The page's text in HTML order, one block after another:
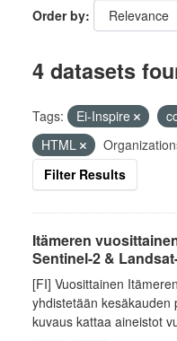
Order by
4 datasets
Tags: Ei-Inspire
HTML
Filter Results
Itämeren
Sentinel-2 &
[FI] Vuosittainen
yhdistetään kesäkauden
kuvaus kattaa aineistot